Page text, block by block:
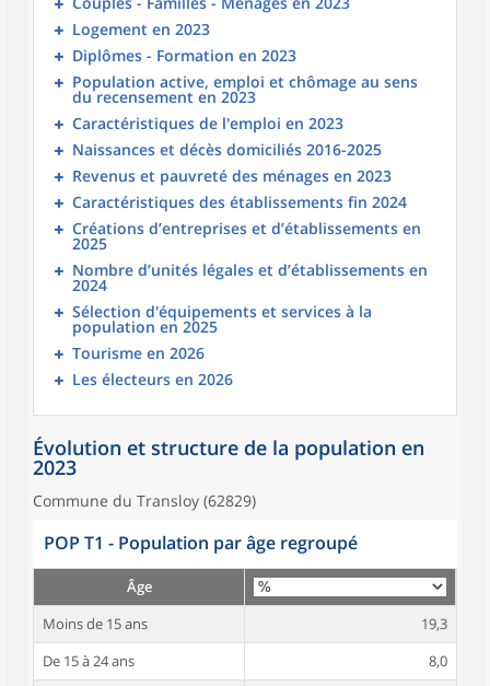
Logement en 2023
Diplômes - Formation en 2023
Population active, emploi et chômage au sens
du recensement en 2023
Caractéristiques de l'emploi en 2023
Naissances et décès domiciliés 2016-2025
Revenus et pauvreté des ménages en 2023
Caractéristiques des établissements fin 2024
Créations d’entreprises et d’établissements en
2025
Nombre d’unités légales et d’établissements en
2024
Sélection d'équipements et services à la
population en 2025
Tourisme en 2026
Les électeurs en 2026
Évolution et structure de la population en
2023
Commune du Transloy (62829)
POP T1 - Population par âge regroupé
Âge
Moins de 15 ans
19,3
De 15 à 24 ans
8,0